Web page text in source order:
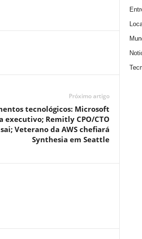
Próximo artigo
tecnológicos: Microsoft
executivo; Remitly CPO/CTO
sai; Veterano da AWS chefiará
Synthesia em Seattle